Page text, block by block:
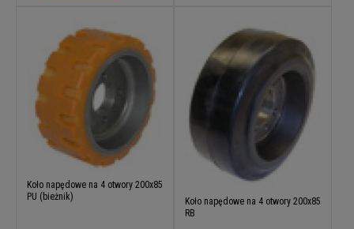
Koło napędowe na 4 otwory 200x85
PU (bieżnik)
Koło napędowe na 4 otwory 200x85
RB